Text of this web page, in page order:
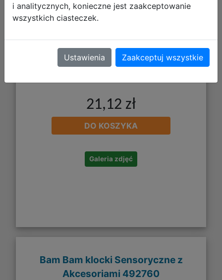
21,12 zł
DO KOSZYKA
Galeria zdjęć
Bam Bam klocki Sensoryczne z
Akcesoriami 492760
i analitycznych, konieczne jest zaakceptowanie
wszystkich ciasteczek.
Ustawienia Zaakceptuj wszystkie